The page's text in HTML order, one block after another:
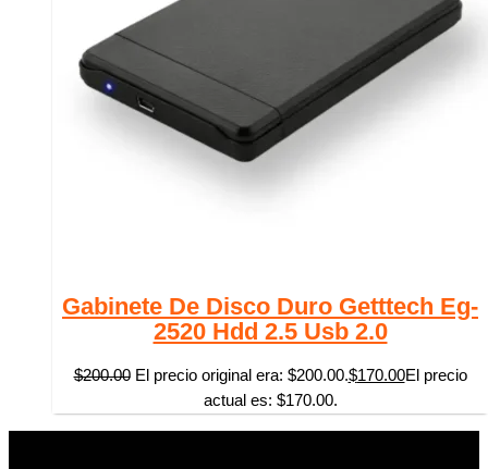
Gabinete De Disco Duro Getttech Eg-
2520 Hdd 2.5 Usb 2.0
$200.00 El precio original era: $200.00.$170.00El precio
actual es: $170.00.